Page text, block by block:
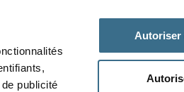
publicité
Autoriser